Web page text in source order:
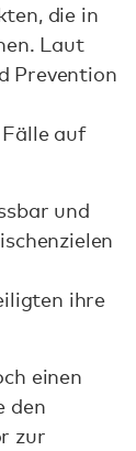
die in
Laut
Prevention
auf
und
ihre
einen
den
zur